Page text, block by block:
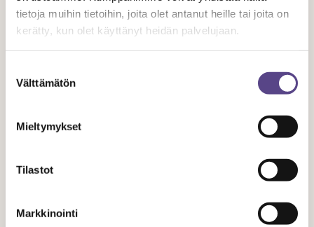
tietoja muihin tietoihin, joita olet antanut heille tai joita on
kerätty, kun olet käyttänyt heidän palvelujaan.
valinta
Välttämätön
Mieltymykset
Tilastot
Markkinointi
LAUSUNNOT